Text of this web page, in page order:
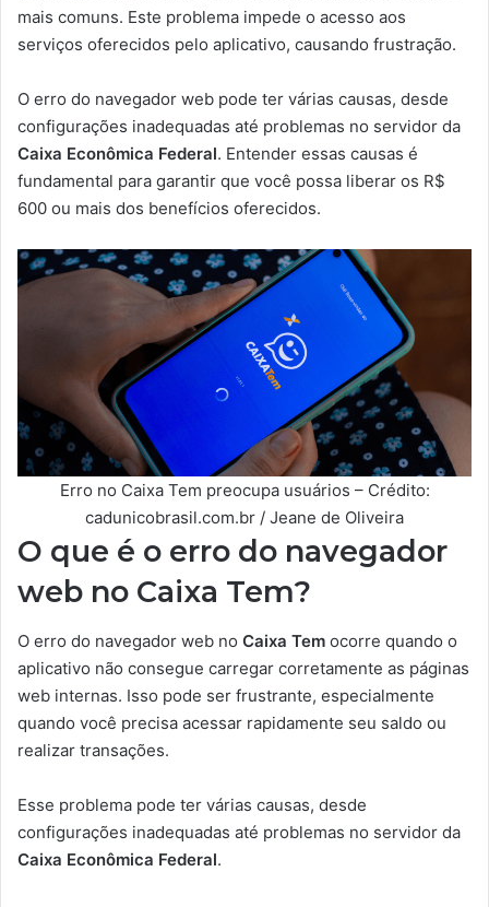
mais comuns. Este problema impede o acesso aos
serviços oferecidos pelo aplicativo, causando frustração.
O erro do navegador web pode ter várias causas, desde
configurações inadequadas até problemas no servidor da
Caixa Econômica Federal. Entender essas causas é
fundamental para garantir que você possa liberar os R$
600 ou mais dos benefícios oferecidos.
Erro no Caixa Tem preocupa usuários – Crédito:
cadunicobrasil.com.br / Jeane de Oliveira
O que é o erro do navegador
web no Caixa Tem?
O erro do navegador web no Caixa Tem ocorre quando o
aplicativo não consegue carregar corretamente as páginas
web internas. Isso pode ser frustrante, especialmente
quando você precisa acessar rapidamente seu saldo ou
realizar transações.
Esse problema pode ter várias causas, desde
configurações inadequadas até problemas no servidor da
Caixa Econômica Federal.